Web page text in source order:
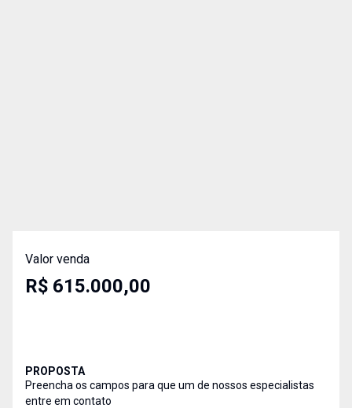
Valor venda
R$ 615.000,00
PROPOSTA
Preencha os campos para que um de nossos especialistas
entre em contato